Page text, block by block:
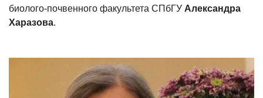
биолого-почвенного факультета СПбГУ Александра
Харазова.